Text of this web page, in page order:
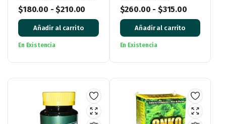
$180.00 - $210.00
Añadir al carrito
En Existencia
para tu Bienestar
$260.00 - $315.00
Añadir al carrito
En Existencia